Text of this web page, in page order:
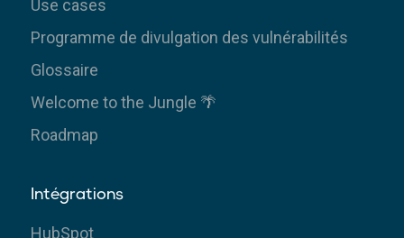
Use cases
Programme de divulgation des vulnérabilités
Glossaire
Welcome to the Jungle 🌴
Roadmap
Intégrations
HubSpot